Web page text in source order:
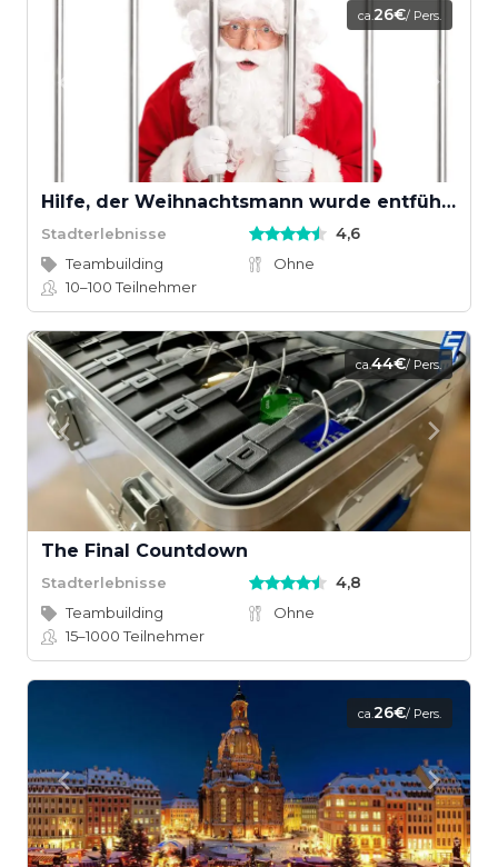
ca.26€/ Pers.
Hilfe, der Weihnachtsmann wurde entführt!
Stadterlebnisse 4,6
Teambuilding
Ohne
10–100Teilnehmer
ca.44€/ Pers.
The Final Countdown
Stadterlebnisse 4,8
Teambuilding
Ohne
15–1000Teilnehmer
ca.26€/ Pers.